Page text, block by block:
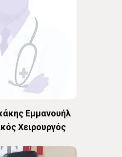
Εμμανουήλ
Χειρουργός